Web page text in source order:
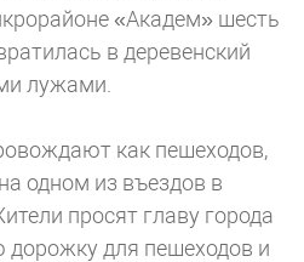
«Академ» шесть
в деревенский
лужами.
как пешеходов,
одном из въездов в
просят главу города
для пешеходов и